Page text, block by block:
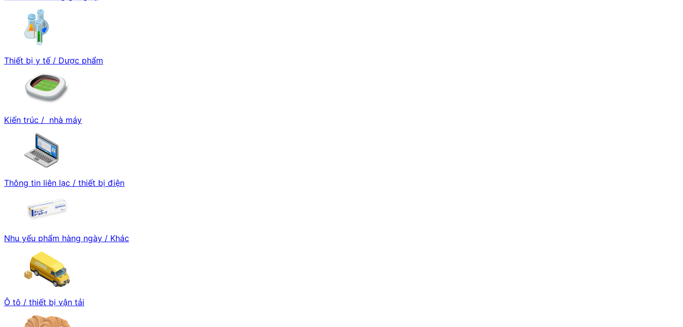
Thiết bị y tế / Dược phẩm
Kiến trúc / nhà máy
Thông tin liên lạc / thiết bị điện
Nhu yếu phẩm hàng ngày / Khác
Ô tô / thiết bị vận tải